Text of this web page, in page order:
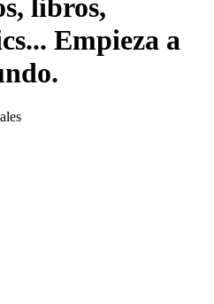
libros,
Empieza a